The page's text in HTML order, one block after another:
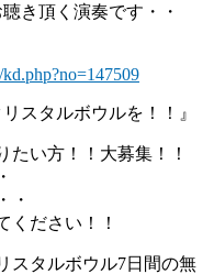
き頂く演奏です・・
スタルボウルを！！』
い方！！大募集！！
・
ください！！
スタルボウル7日間の無